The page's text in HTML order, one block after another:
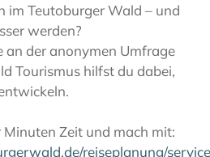
AUSSICHTSPUNKTE
im Teutoburger Wald – und
werden?
an der anonymen Umfrage
Tourismus hilfst du dabei,
Zeit und mach mit:
reiseplanung/